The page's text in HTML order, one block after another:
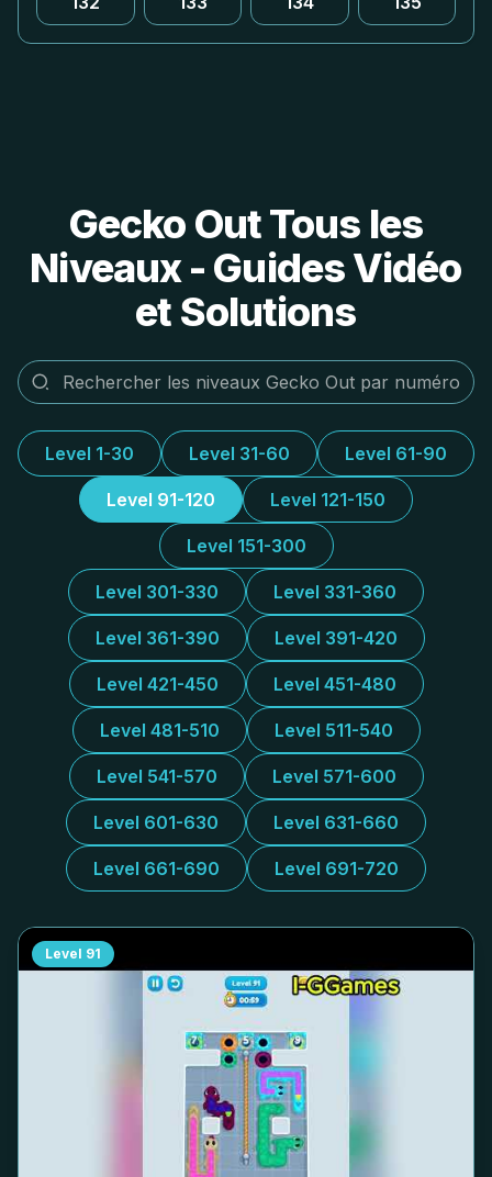
Gecko Out Tous les
Niveaux - Guides Vidéo
et Solutions
Level 1-30 Level 31-60 Level 61-90
Level 91-120 Level 121-150
Level 151-300
Level 301-330 Level 331-360
Level 361-390 Level 391-420
Level 421-450 Level 451-480
Level 481-510 Level 511-540
Level 541-570 Level 571-600
Level 601-630 Level 631-660
Level 661-690 Level 691-720
Level 91